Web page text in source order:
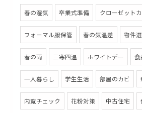
春の湿気 卒業式準備 クローゼット
フォーマル服保管 春の気温差 物件
春の雨 三寒四温 ホワイトデー 食
一人暮らし 学生生活 部屋のカビ
内覧チェック 花粉対策 中古住宅